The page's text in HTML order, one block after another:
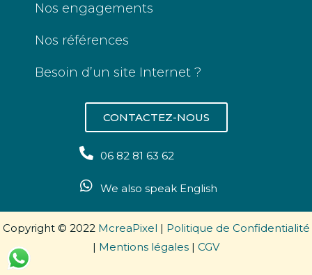
Nos engagements
Nos références
Besoin d’un site Internet ?
CONTACTEZ-NOUS
06 82 81 63 62
We also speak English
Copyright © 2022 McreaPixel | Politique de Confidentialité
| Mentions légales | CGV